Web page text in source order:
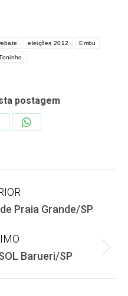
eleições 2012 Embu
postagem
Share
PostPraia Grande/SP
Barueri/SP